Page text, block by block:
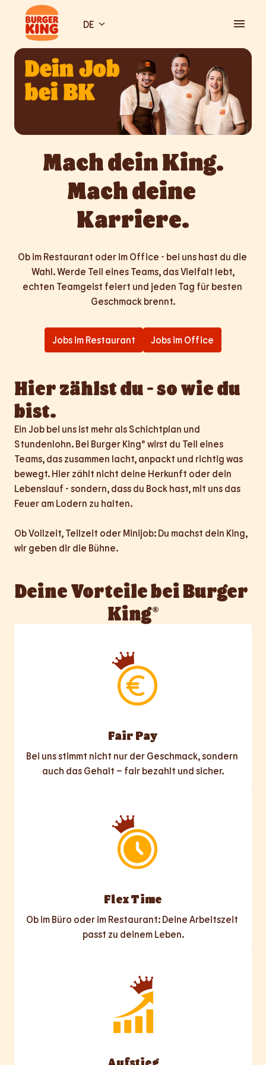
springenStartseite DE
Mach dein King.
Mach deine
Karriere.
Ob im Restaurant oder im Office - bei uns hast du die
Wahl. Werde Teil eines Teams, das Vielfalt lebt,
echten Teamgeist feiert und jeden Tag für besten
Geschmack brennt.
Jobs im Restaurant Jobs im Office
Hier zählst du - so wie du
bist.
Ein Job bei uns ist mehr als Schichtplan und
Stundenlohn. Bei Burger King® wirst du Teil eines
Teams, das zusammen lacht, anpackt und richtig was
bewegt. Hier zählt nicht deine Herkunft oder dein
Lebenslauf - sondern, dass du Bock hast, mit uns das
Feuer am Lodern zu halten.
Ob Vollzeit, Teilzeit oder Minijob: Du machst dein King,
wir geben dir die Bühne.
Deine Vorteile bei Burger
King®
Fair Pay
Bei uns stimmt nicht nur der Geschmack, sondern
auch das Gehalt – fair bezahlt und sicher.
Flex Time
Ob im Büro oder im Restaurant: Deine Arbeitszeit
passt zu deinem Leben.
Aufstieg